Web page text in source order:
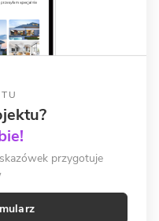
przygotuje